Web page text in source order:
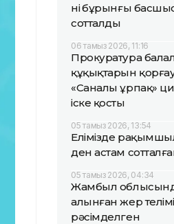
нің бұрынғы
сотталды
06 тамыз 2026, 11:16
Прокуратура
құқықтарын
«Саналы ұрпақ»
іске қосты
05 тамыз 2026, 13:54
Елімізде
ден астам
05 тамыз 2026, 04:34
Жамбыл
алынған жер
рәсімделген